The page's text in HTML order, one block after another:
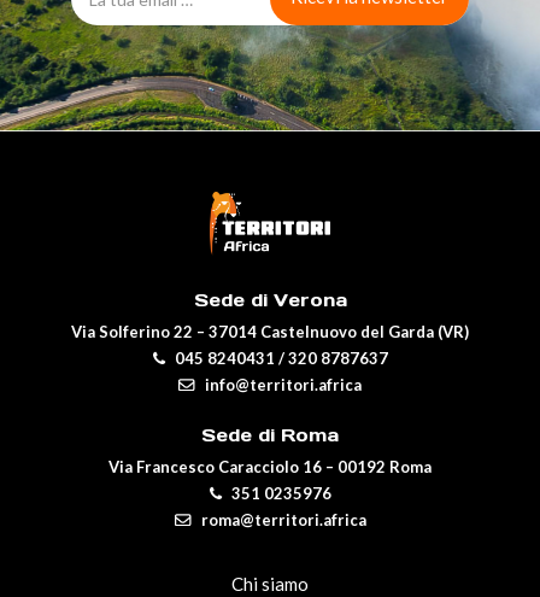
Sede di Verona
Via Solferino 22 – 37014 Castelnuovo del Garda (VR)
045 8240431 /320 8787637
info@territori.africa
Sede di Roma
Via Francesco Caracciolo 16 – 00192 Roma
351 0235976
roma@territori.africa
Chi siamo